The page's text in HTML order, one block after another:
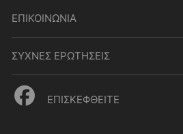
ΕΠΙΚΟΙΝΩΝΙΑ
ΣΥΧΝΕΣ ΕΡΩΤΗΣΕΙΣ
ΕΠΙΣΚΕΦΘΕΙΤΕ